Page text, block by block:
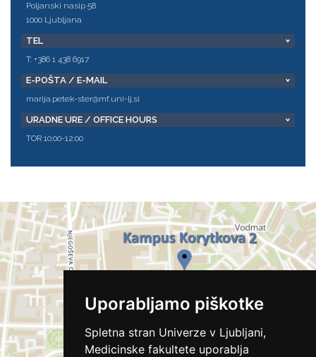
Uporabljamo piškotke
Spletna stran Univerze v Ljubljani,
Medicinske fakultete uporablja
Poljanski nasip 58
1000 Ljubljana
TEL
T: +386 1 438 6917
E-POŠTA / E-MAIL
marija.petek-ster@mf.uni-lj.si
URADNE URE / OFFICE HOURS
TOR 10:00-12:00